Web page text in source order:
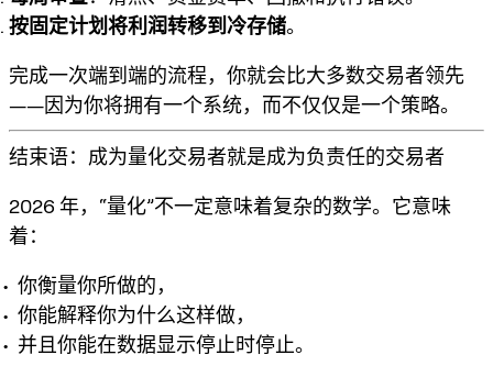
按固定计划将利润转移到冷存储。
完成一次端到端的流程，你就会比大多数交易者领先
——因为你将拥有一个系统，而不仅仅是一个策略。
结束语：成为量化交易者就是成为负责任的交易者
2026 年，“量化”不一定意味着复杂的数学。它意味
着：
你衡量你所做的，
你能解释你为什么这样做，
并且你能在数据显示停止时停止。